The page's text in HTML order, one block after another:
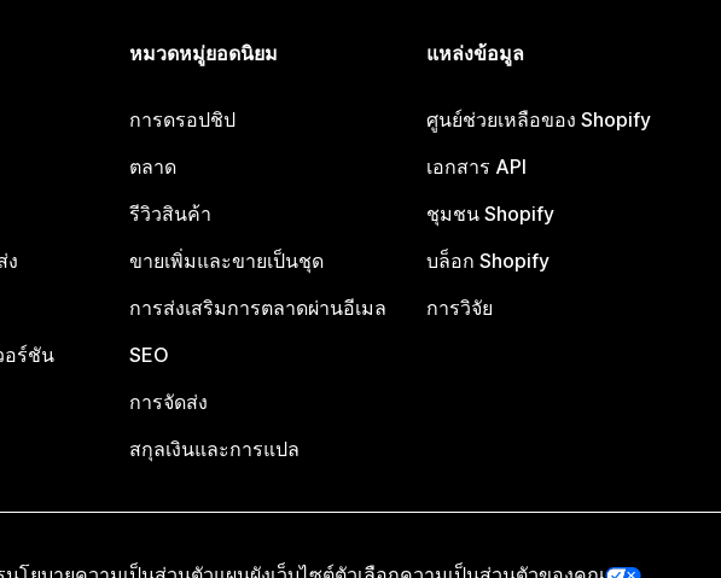
ง
อร์ชัน
หมวดหมู่ยอดนิยม
การดรอปชิป
ตลาด
รีวิวสินค้า
ขายเพิ่มและขายเป็นชุด
การส่งเสริมการตลาดผ่านอีเมล
SEO
การจัดส่ง
สกุลเงินและการแปล
แหล่งข้อมูล
ศูนย์ช่วยเหลือของ Shopify
เอกสาร API
ชุมชน Shopify
บล็อก Shopify
การวิจัย